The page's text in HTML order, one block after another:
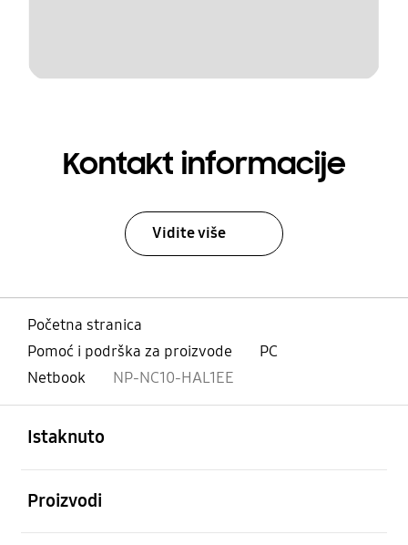
Kontakt informacije
Vidite više
Početna stranica
Pomoć i podrška za proizvode
PC
Netbook
NP-NC10-HAL1EE
Istaknuto
Proizvodi